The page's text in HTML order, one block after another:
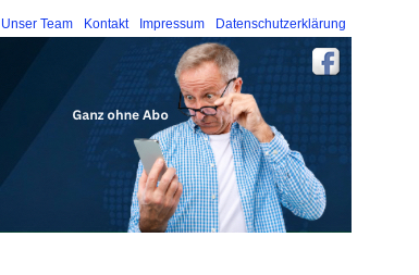
Unser Team Kontakt Impressum Datenschutzerklärung